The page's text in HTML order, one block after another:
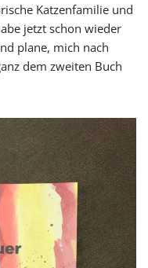
Katzenfamilie und
jetzt schon wieder
plane, mich nach
dem zweiten Buch